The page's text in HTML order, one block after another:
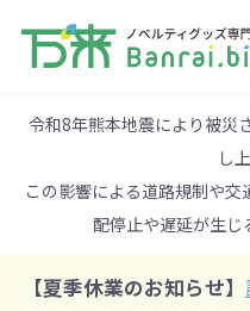
令和8年熊本地震により被災
し
この影響による道路規制や
配停止や遅延が生じ
【夏季休業のお知らせ】